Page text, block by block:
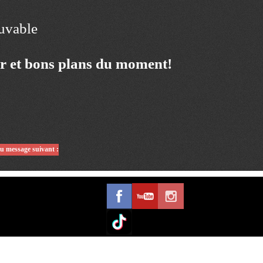
et bons plans du moment!
message suivant :